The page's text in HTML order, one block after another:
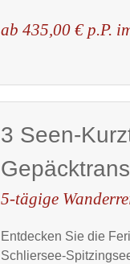
ab 435,00 € p.P.
3 Seen-
5-tägige
Entdecken Sie die
Schliersee-